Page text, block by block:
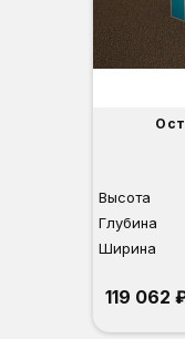
Высота
Глубина
Ширина
119 062